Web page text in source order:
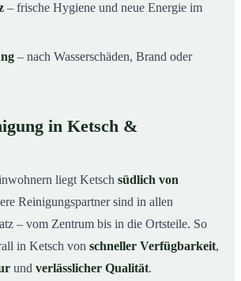
– frische Hygiene und neue Energie im
– nach Wasserschäden, Brand oder
in Ketsch &
liegt Ketsch südlich von
Reinigungspartner sind in allen
– vom Zentrum bis in die Ortsteile. So
in Ketsch von schneller Verfügbarkeit,
und verlässlicher Qualität.